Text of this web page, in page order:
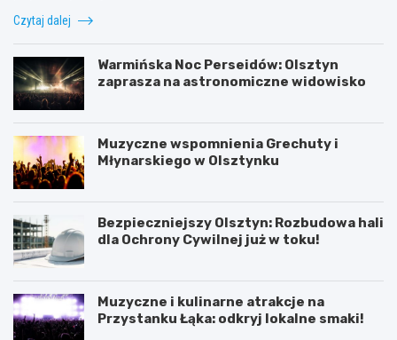
Czytaj dalej
Warmińska Noc Perseidów: Olsztyn
zaprasza na astronomiczne widowisko
Muzyczne wspomnienia Grechuty i
Młynarskiego w Olsztynku
Bezpieczniejszy Olsztyn: Rozbudowa hali
dla Ochrony Cywilnej już w toku!
Muzyczne i kulinarne atrakcje na
Przystanku Łąka: odkryj lokalne smaki!